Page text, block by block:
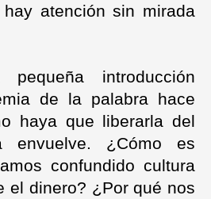
atención sin mirada
introducción
de la palabra hace
haya que liberarla del
envuelve. ¿Cómo es
confundido cultura
el dinero? ¿Por qué nos